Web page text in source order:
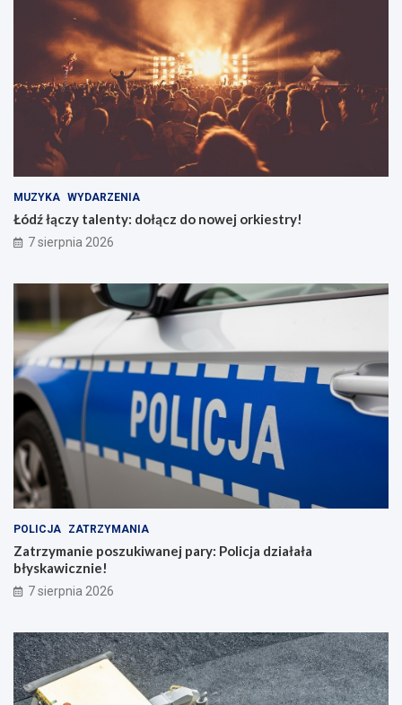
MUZYKA WYDARZENIA
Łódź łączy talenty: dołącz do nowej orkiestry!
7 sierpnia 2026
POLICJA ZATRZYMANIA
Zatrzymanie poszukiwanej pary: Policja działała
błyskawicznie!
7 sierpnia 2026